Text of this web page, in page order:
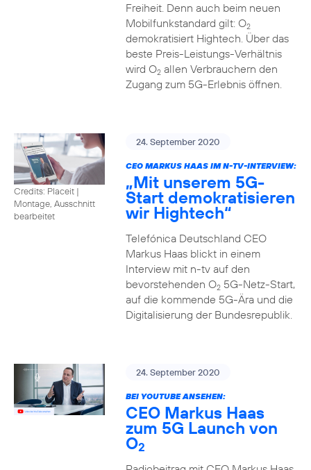
Freiheit. Denn auch beim neuen
Mobilfunkstandard gilt: O2
demokratisiert Hightech. Über das
beste Preis-Leistungs-Verhältnis
wird O2allen Verbrauchern den
Zugang zum 5G-Erlebnis öffnen.
Credits: Placeit |
Montage, Ausschnitt
bearbeitet
24. September 2020
CEO MARKUS HAAS IM N-TV-INTERVIEW:
„Mit unserem 5G-
Start demokratisieren
wir Hightech“
Telefónica Deutschland CEO
Markus Haas blickt in einem
Interview mit n-tv auf den
bevorstehenden O25G-Netz-Start,
auf die kommende 5G-Ära und die
Digitalisierung der Bundesrepublik.
24. September 2020
BEI YOUTUBE ANSEHEN:
CEO Markus Haas
zum 5G Launch von
O2